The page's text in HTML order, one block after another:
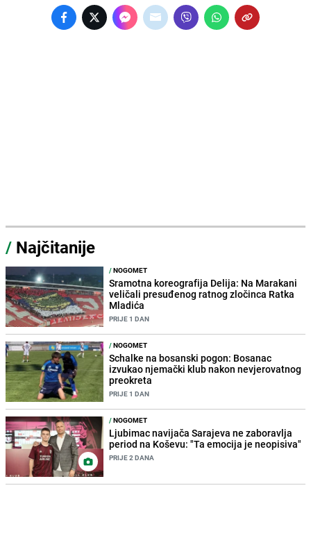
/ Najčitanije
/NOGOMET
Sramotna koreografija Delija: Na Marakani
veličali presuđenog ratnog zločinca Ratka
Mladića
PRIJE 1 DAN
/NOGOMET
Schalke na bosanski pogon: Bosanac
izvukao njemački klub nakon nevjerovatnog
preokreta
PRIJE 1 DAN
/NOGOMET
Ljubimac navijača Sarajeva ne zaboravlja
period na Koševu: "Ta emocija je neopisiva"
PRIJE 2 DANA